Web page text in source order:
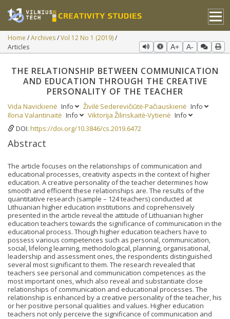
Home Archives Vol 12 No 1 (2019)
Articles
A+ A-
THE RELATIONSHIP BETWEEN COMMUNICATION
AND EDUCATION THROUGH THE CREATIVE
PERSONALITY OF THE TEACHER
Vida Navickienė Info Živilė Sederevičiūtė-Pačiauskienė Info
Ilona Valantinaitė Info Viktorija Žilinskaitė-Vytienė Info
DOI: https://doi.org/10.3846/cs.2019.6472
Abstract
The article focuses on the relationships of communication and
educational processes, creativity aspects in the context of higher
education. A creative personality of the teacher determines how
smooth and efficient these relationships are. The results of the
quantitative research (sample – 124 teachers) conducted at
Lithuanian higher education institutions and coprehensively
presented in the article reveal the attitude of Lithuanian higher
education teachers towards the significance of communication in the
educational process. Though higher education teachers have to
possess various competences such as personal, communication,
social, lifelong learning, methodological, planning, organisational,
leadership and assessment ones, the respondents distinguished
several most significant to them. The research revealed that
teachers see personal and communication competences as the
most important ones, which also reveal and substantiate close
relationships of communication and educational processes. The
relationship is enhanced by a creative personality of the teacher, his
or her positive personal qualities and values. Higher education
teachers not only perceive the significance of communication and